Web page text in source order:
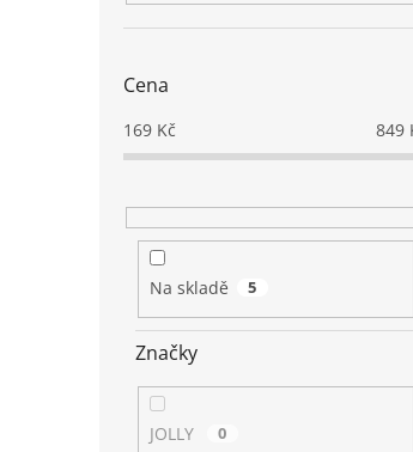
Cena
169 Kč 849
Na skladě 5
Značky
JOLLY 0